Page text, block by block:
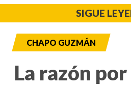
SIGUE
CHAPO GUZMÁN
La razón